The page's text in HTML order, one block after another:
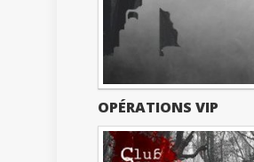
OPÉRATIONS VIP